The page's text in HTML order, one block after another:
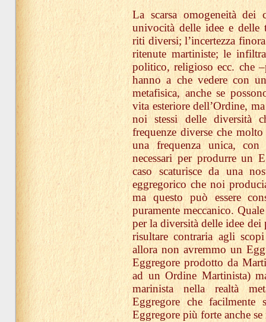
La scarsa omogeneità
univocità delle idee e delle
riti diversi; l’incertezza
ritenute martiniste; le
politico, religioso ecc. che
hanno a che vedere con
metafisica, anche se
vita esteriore dell’Ordine,
noi stessi delle diversità
frequenze diverse che
una frequenza unica, con
necessari per produrre un
caso scaturisce da una
eggregorico che noi
ma questo può essere
puramente meccanico.
per la diversità delle idee dei
risultare contraria agli
allora non avremmo un
Eggregore prodotto da
ad un Ordine Martinista)
marinista nella realtà
Eggregore che facilmente
Eggregore più forte anche